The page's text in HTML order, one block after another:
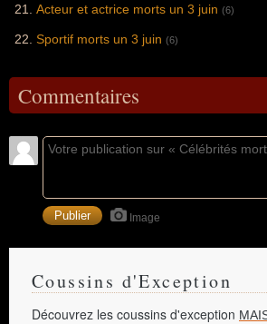
Acteur et actrice morts un 3 juin (6)
Sportif morts un 3 juin (6)
Commentaires
Image
Coussins d'Exception
Découvrez les coussins d'exception